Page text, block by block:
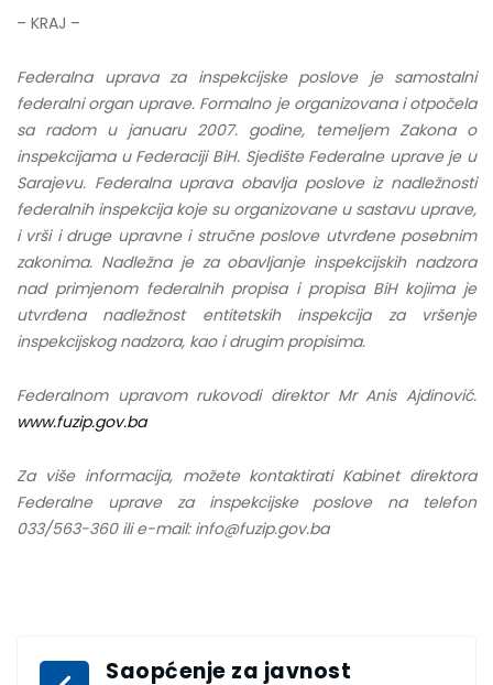
– KRAJ –
Federalna uprava za inspekcijske poslove je samostalni
federalni organ uprave. Formalno je organizovana i otpočela
sa radom u januaru 2007. godine, temeljem Zakona o
inspekcijama u Federaciji BiH. Sjedište Federalne uprave je u
Sarajevu. Federalna uprava obavlja poslove iz nadležnosti
federalnih inspekcija koje su organizovane u sastavu uprave,
i vrši i druge upravne i stručne poslove utvrđene posebnim
zakonima. Nadležna je za obavljanje inspekcijskih nadzora
nad primjenom federalnih propisa i propisa BiH kojima je
utvrđena nadležnost entitetskih inspekcija za vršenje
inspekcijskog nadzora, kao i drugim propisima.
Federalnom upravom rukovodi direktor Mr Anis Ajdinović.
www.fuzip.gov.ba
Za više informacija, možete kontaktirati Kabinet direktora
Federalne uprave za inspekcijske poslove na telefon
033/563-360 ili e-mail: info@fuzip.gov.ba
Saopćenje za javnost